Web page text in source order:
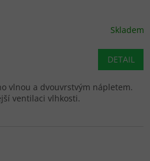
Skladem
DETAIL
vlnou a dvouvrstvým nápletem.
ventilaci vlhkosti.